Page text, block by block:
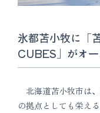
氷都苫小牧に「
CUBES」がオ
北海道苫小牧市は
の拠点としても栄え